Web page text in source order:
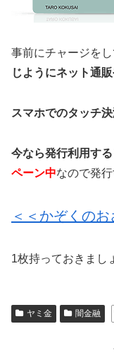
事前にチャージを
じようにネット通
スマホでのタッチ
今なら発行利用する
ペーン中なので発
＜＜かぞくの
1枚持っておきまし
ヤミ金 闇金融